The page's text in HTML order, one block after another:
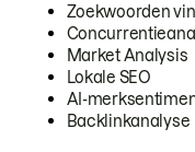
Zoekwoorden
Market Analysis
Lokale SEO
AI-
Backlinkanalyse